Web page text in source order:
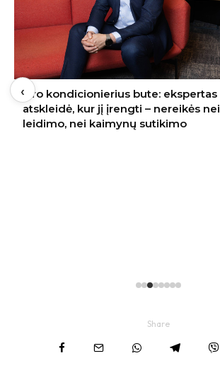
Oro kondicionierius bute: ekspertas
atskleidė, kur jį įrengti – nereikės nei
leidimo, nei kaimynų sutikimo
‹
Share